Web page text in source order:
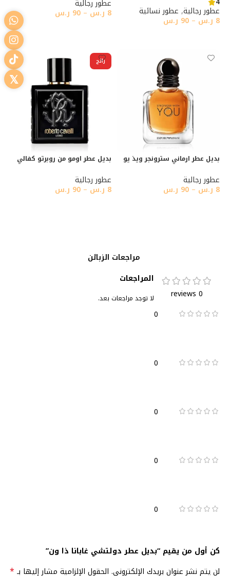
عطور رجالية, عطور نسائية
8 ر.س –
90 ر.س
عطور رجالية
8 ر.س –
90 ر.س
بديل عطر ارماني سترونجر ويذ يو
عطور رجالية
8 ر.س –
90 ر.س
رائج
بديل عطر اومو من روبرتو كفالي
عطور رجالية
8 ر.س –
90 ر.س
مراجعات الزبائن
0 reviews
0
0
0
0
0
المراجعات
لا توجد مراجعات بعد.
كن أول من يقيم “بديل عطر دولتشي غابانا ذا ون”
لن يتم نشر عنوان بريدك الإلكتروني. الحقول الإلزامية مشار إليها بـ *